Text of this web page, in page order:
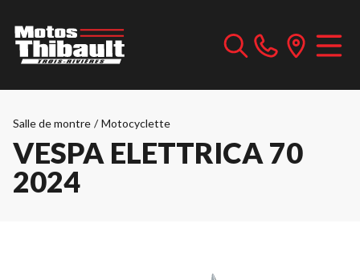
Salle de montre / Motocyclette
VESPA ELETTRICA 70
2024